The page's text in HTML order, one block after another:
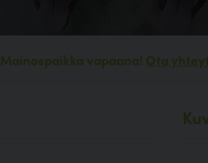
Mainospaikka vapaana! Ota